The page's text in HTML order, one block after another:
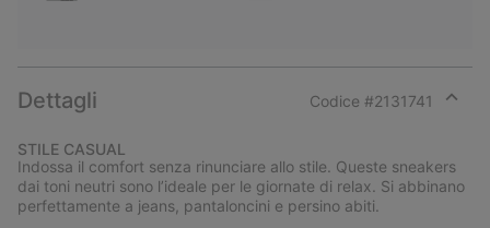
Dettagli Codice #2131741
section
STILE CASUAL
Indossa il comfort senza rinunciare allo stile. Queste sneakers
dai toni neutri sono l’ideale per le giornate di relax. Si abbinano
perfettamente a jeans, pantaloncini e persino abiti.